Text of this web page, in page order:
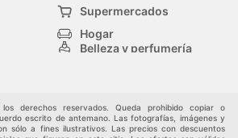
Supermercados
Hogar
Belleza y perfumería
derechos reservados. Queda prohibido copiar o
escrito de antemano. Las fotografías, imágenes y
sólo a fines ilustrativos. Las precios con descuentos